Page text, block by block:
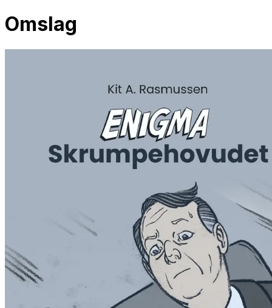
Omslag